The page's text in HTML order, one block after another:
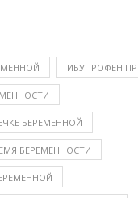
ИБУПРОФЕН
БЕРЕМЕННОЙ
БЕРЕМЕННОСТИ